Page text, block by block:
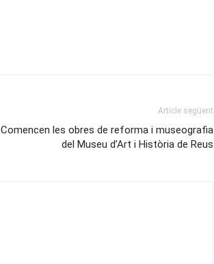
Article següent
Comencen les obres de reforma i museografia
del Museu d’Art i Història de Reus